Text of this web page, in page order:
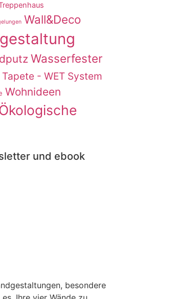
Wall&Deco
Wasserfester
- WET System
Wohnideen
und ebook
besondere